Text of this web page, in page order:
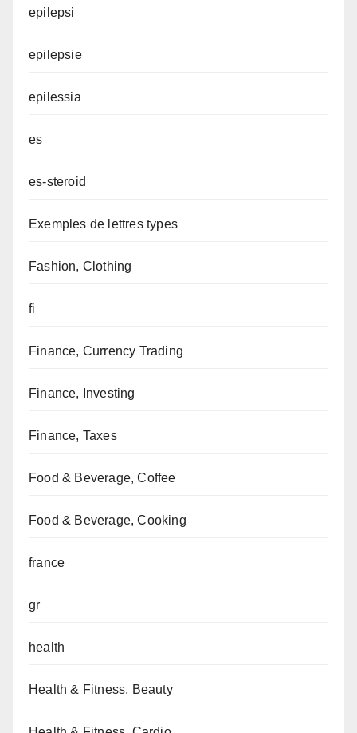
epilepsi
epilepsie
epilessia
es
es-steroid
Exemples de lettres types
Fashion, Clothing
fi
Finance, Currency Trading
Finance, Investing
Finance, Taxes
Food & Beverage, Coffee
Food & Beverage, Cooking
france
gr
health
Health & Fitness, Beauty